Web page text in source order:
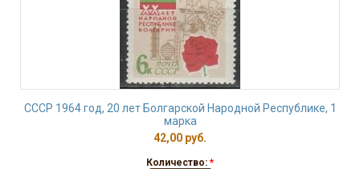
СССР 1964 год, 20 лет Болгарской Народной Республике, 1
марка
42,00 руб.
Количество: *